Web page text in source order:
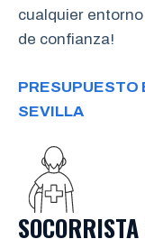
cualquier
de confianza!
PRESUPUESTO
SEVILLA